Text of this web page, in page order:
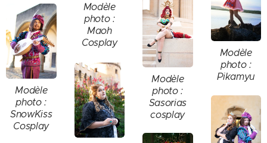
Modèle
photo :
Maoh
Cosplay
Modèle
photo :
Pikamyu
Modèle
photo :
Sasorias
cosplay
Modèle
photo :
SnowKiss
Cosplay